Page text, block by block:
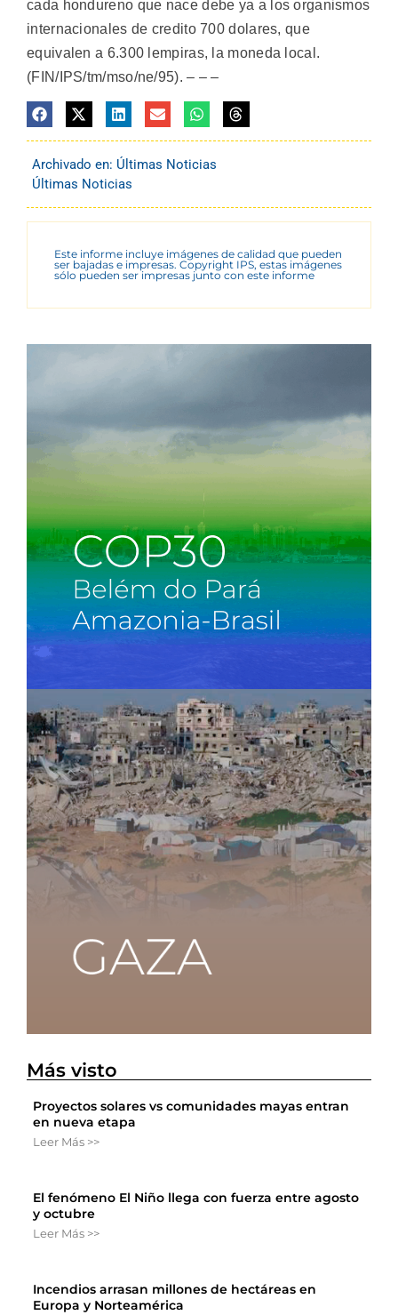
cada hondureno que nace debe ya a los organismos
internacionales de credito 700 dolares, que
equivalen a 6.300 lempiras, la moneda local.
(FIN/IPS/tm/mso/ne/95). – – –
Archivado en: Últimas Noticias
Últimas Noticias
Este informe incluye imágenes de calidad que pueden
ser bajadas e impresas. Copyright IPS, estas imágenes
sólo pueden ser impresas junto con este informe
Más visto
Proyectos solares vs comunidades mayas entran
en nueva etapa
Leer Más >>
El fenómeno El Niño llega con fuerza entre agosto
y octubre
Leer Más >>
Incendios arrasan millones de hectáreas en
Europa y Norteamérica